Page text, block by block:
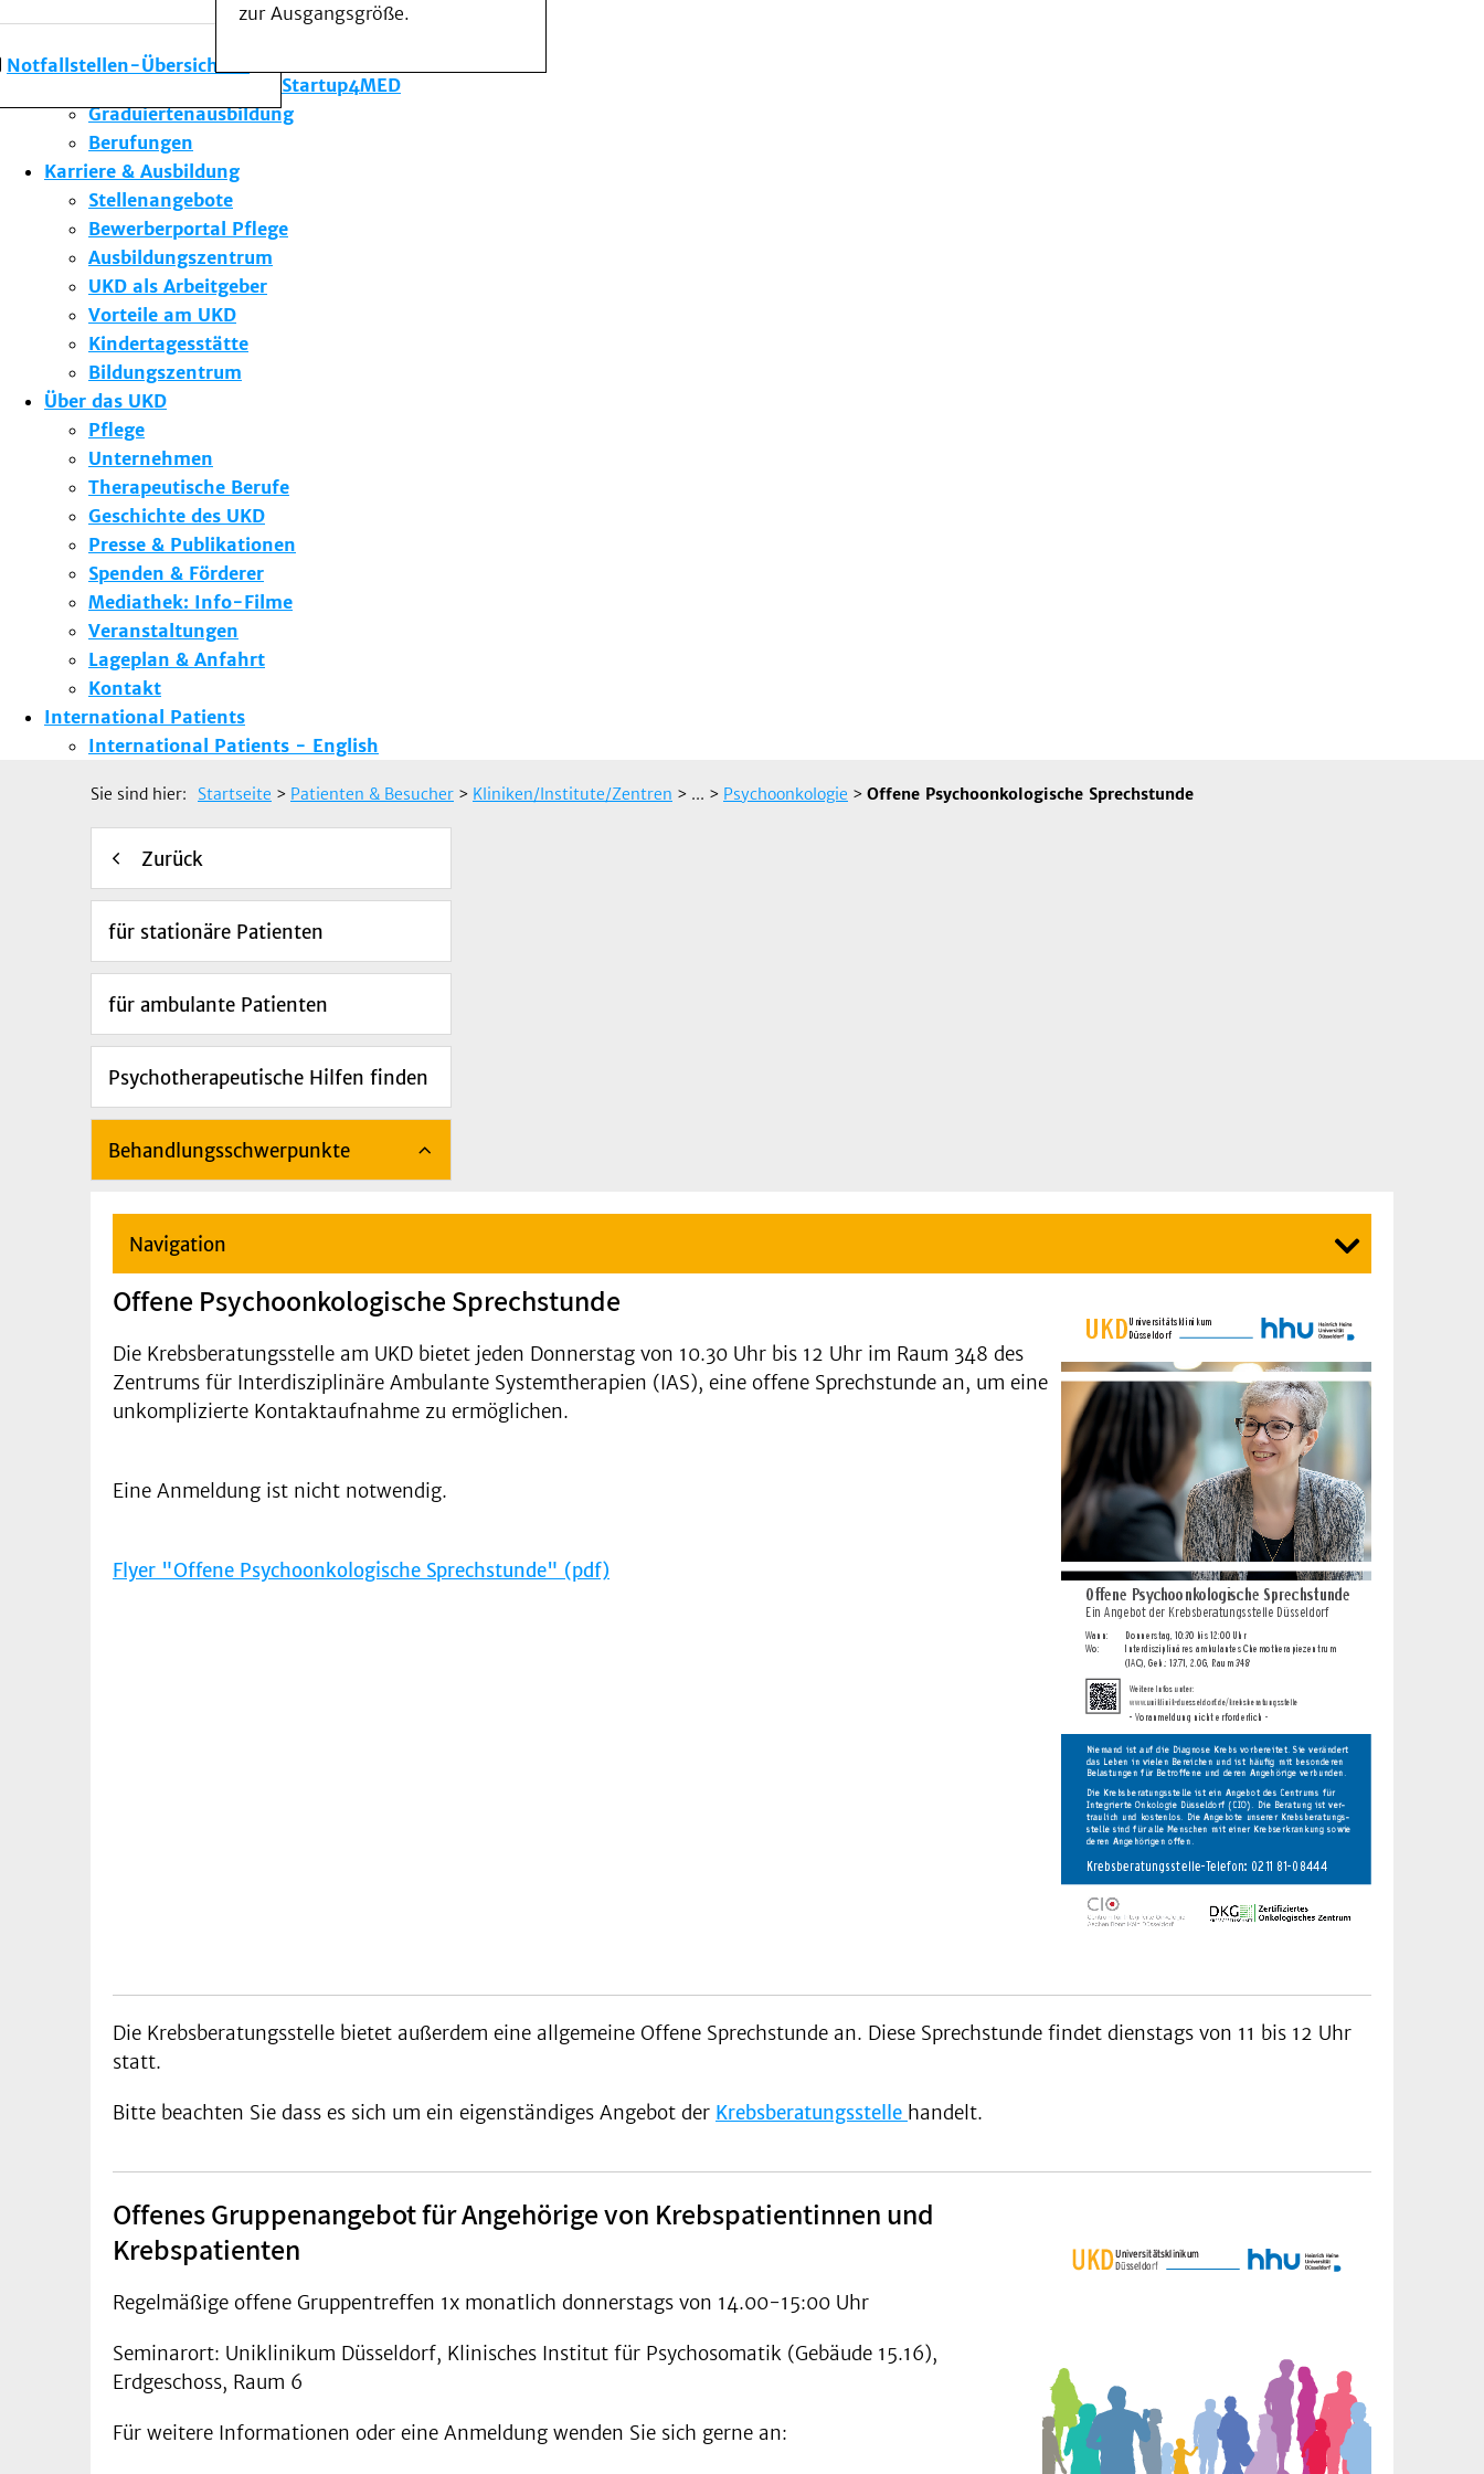
Notfallstellen-Übersicht
zur Ausgangsgröße.
Forschung am UKD
Studium & Lehre
Gründungsförderung Startup4MED
Graduiertenausbildung
Berufungen
Karriere & Ausbildung
Stellenangebote
Bewerberportal Pflege
Ausbildungszentrum
UKD als Arbeitgeber
Vorteile am UKD
Kindertagesstätte
Bildungszentrum
Über das UKD
Pflege
Unternehmen
Therapeutische Berufe
Geschichte des UKD
Presse & Publikationen
Spenden & Förderer
Mediathek: Info-Filme
Veranstaltungen
Lageplan & Anfahrt
Kontakt
International Patients
International Patients - English
Sie sind hier: Startseite > Patienten & Besucher > Kliniken/Institute/Zentren > ... > Psychoonkologie > Offene Psychoonkologische Sprechstunde
Zurück
für stationäre Patienten
für ambulante Patienten
Psychotherapeutische Hilfen finden
Behandlungsschwerpunkte
Navigation
Offene Psychoonkologische Sprechstunde
Die Krebsberatungsstelle am UKD bietet jeden Donnerstag von 10.30 Uhr bis 12 Uhr im Raum 348 des
Zentrums für Interdisziplinäre Ambulante Systemtherapien (IAS), eine offene Sprechstunde an, um eine
unkomplizierte Kontaktaufnahme zu ermöglichen.
Eine Anmeldung ist nicht notwendig.
Flyer "Offene Psychoonkologische Sprechstunde" (pdf)
Die Krebsberatungsstelle bietet außerdem eine allgemeine Offene Sprechstunde an. Diese Sprechstunde findet dienstags von 11 bis 12 Uhr
statt.
Bitte beachten Sie dass es sich um ein eigenständiges Angebot der Krebsberatungsstelle handelt.
Offenes Gruppenangebot für Angehörige von Krebspatientinnen und
Krebspatienten
Regelmäßige offene Gruppentreffen 1x monatlich donnerstags von 14.00-15:00 Uhr
Seminarort: Uniklinikum Düsseldorf, Klinisches Institut für Psychosomatik (Gebäude 15.16),
Erdgeschoss, Raum 6
Für weitere Informationen oder eine Anmeldung wenden Sie sich gerne an: